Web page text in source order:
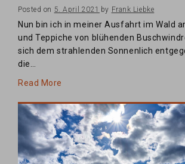
Posted on 5. April 2021 by Frank Liebke
Nun bin ich in meiner Ausfahrt im Wald
und Teppiche von blühenden
sich dem strahlenden Sonnenlich
die…
Read More